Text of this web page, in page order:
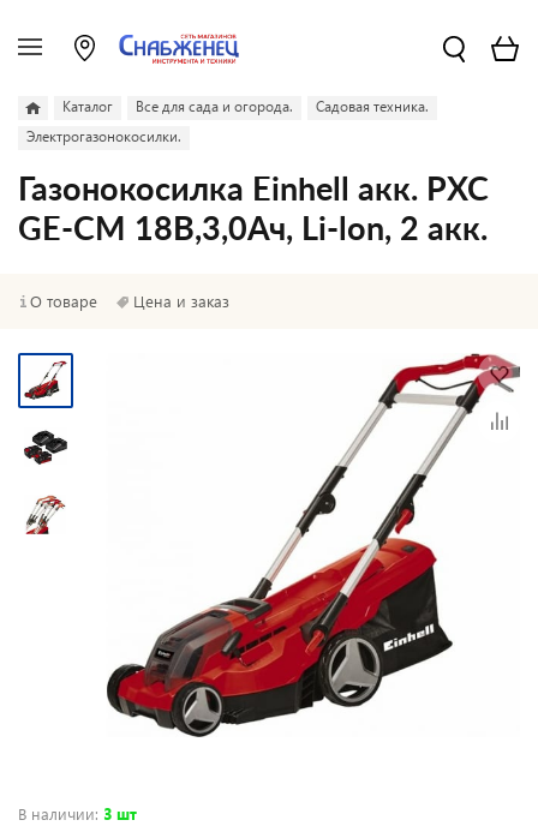
Каталог Все для сада и огорода.
Садовая техника.
Электрогазонокосилки.
Газонокосилка Einhell акк. PXC
GE-CM 18B,3,0Ач, Li-lon, 2 акк.
О товаре Цена и заказ
В наличии: 3 шт